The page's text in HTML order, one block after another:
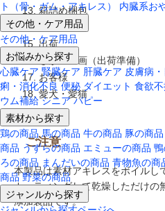
ト（骨・ガム・アキレス）
内臓系お
その他・ケア用品
その他・ケア用品
お悩みから探す
心臓ケア 腎臓ケア 肝臓ケア 皮膚病
痢・消化不良 便秘 ダイエット 食欲不
ウム補給 シニア パピー
素材から探す
鶏の商品 馬の商品 牛の商品 豚の商品
商品 うずらの商品 エミューの商品
ろの商品 まんだいの商品 青物魚の商
商品 野菜の商品
ジャンルから探す
13. 箱詰め梱包
14. 保管
15. 出荷
16. さかい企画（出荷準備）
17. お客様
18. 愛犬・愛猫
ご注意
本製品は素材アキレスをボイルし
カッティングして乾燥しただけの
添加製品です。